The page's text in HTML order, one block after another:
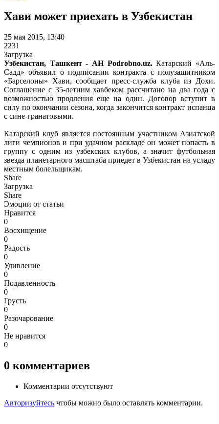
Хави может приехать в Узбекистан
25 мая 2015, 13:40
2231
Загрузка
Узбекистан, Ташкент - АН Podrobno.uz.Катарский «Аль-
Садд» объявил о подписании контракта с полузащитником
«Барселоны» Хави, сообщает пресс-служба клуба из Дохи.
Соглашение с 35-летним хавбеком рассчитано на два года с
возможностью продления еще на один. Договор вступит в
силу по окончании сезона, когда закончится контракт испанца
с сине-гранатовыми.
Катарский клуб является постоянным участником Азиатской
лиги чемпионов и при удачном раскладе он может попасть в
группу с одним из узбекских клубов, а значит футбольная
звезда планетарного масштаба приедет в Узбекистан на усладу
местным болельщикам.
Share
Загрузка
Share
Эмоции от статьи
Нравится
0
Восхищение
0
Радость
0
Удивление
0
Подавленность
0
Грусть
0
Разочарование
0
Не нравится
0
0 комментариев
Комментарии отсутствуют
Авторизуйтесь чтобы можно было оставлять комментарии.